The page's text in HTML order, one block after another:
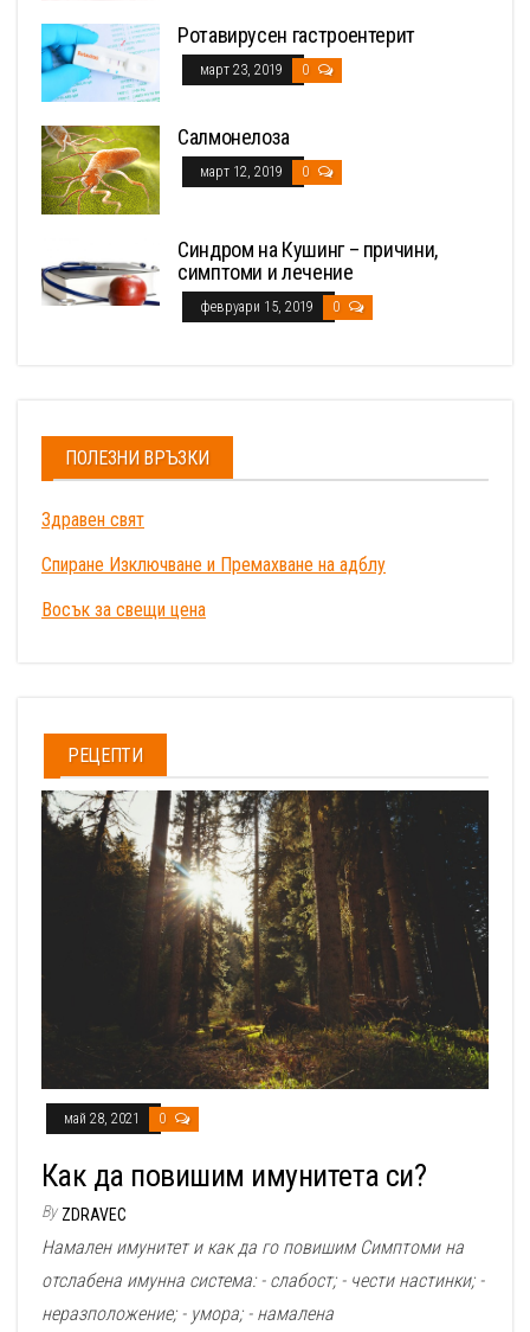
Ротавирусен гастроентерит
март 23, 2019 0
Салмонелоза
март 12, 2019 0
Синдром на Кушинг – причини,
симптоми и лечение
февруари 15, 2019 0
ПОЛЕЗНИ ВРЪЗКИ
Здравен свят
Спиране Изключване и Премахване на адблу
Восък за свещи цена
РЕЦЕПТИ
май 28, 2021 0
Как да повишим имунитета си?
By ZDRAVEC
Намален имунитет и как да го повишим Симптоми на
отслабена имунна система: - слабост; - чести настинки; -
неразположение; - умора; - намалена